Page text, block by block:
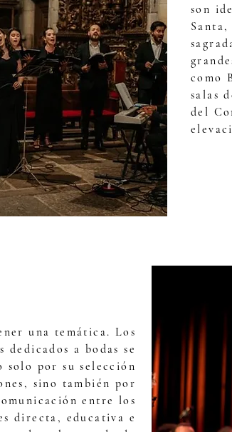
son
como
salas
del
una temática. Los
a bodas se
solo por su selección
sino también por
entre los
directa, educativa e